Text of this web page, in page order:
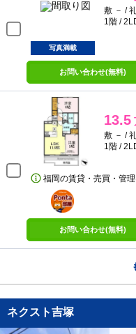
敷 － /
1階 /
写真満載
お問い合わせ(無料)
13.5
敷 － /
1階 /
福岡の賃貸・売買・管
ポンタ
部屋
お問い合わせ(無料)
ネクスト吉塚